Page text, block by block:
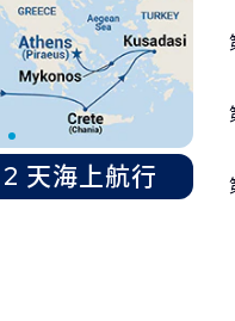
天海上航行